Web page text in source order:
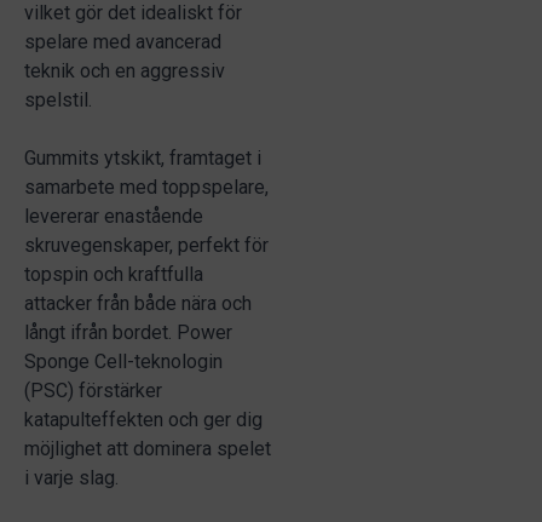
vilket gör det idealiskt för
spelare med avancerad
teknik och en aggressiv
spelstil.
Gummits ytskikt, framtaget i
samarbete med toppspelare,
levererar enastående
skruvegenskaper, perfekt för
topspin och kraftfulla
attacker från både nära och
långt ifrån bordet. Power
Sponge Cell-teknologin
(PSC) förstärker
katapulteffekten och ger dig
möjlighet att dominera spelet
i varje slag.